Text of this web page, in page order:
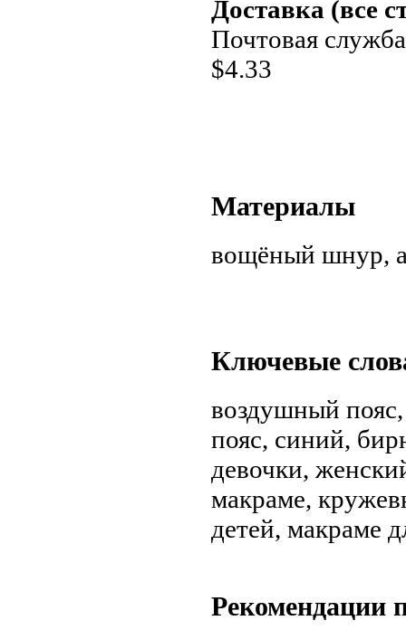
Доставка (все
Почтовая служба
$4.33
Материалы
вощёный шнур,
Ключевые
воздушный
пояс, синий,
девочки,
макраме,
детей, макраме
Рекомендации